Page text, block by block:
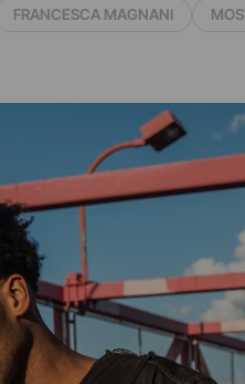
FRANCESCA MAGNANI